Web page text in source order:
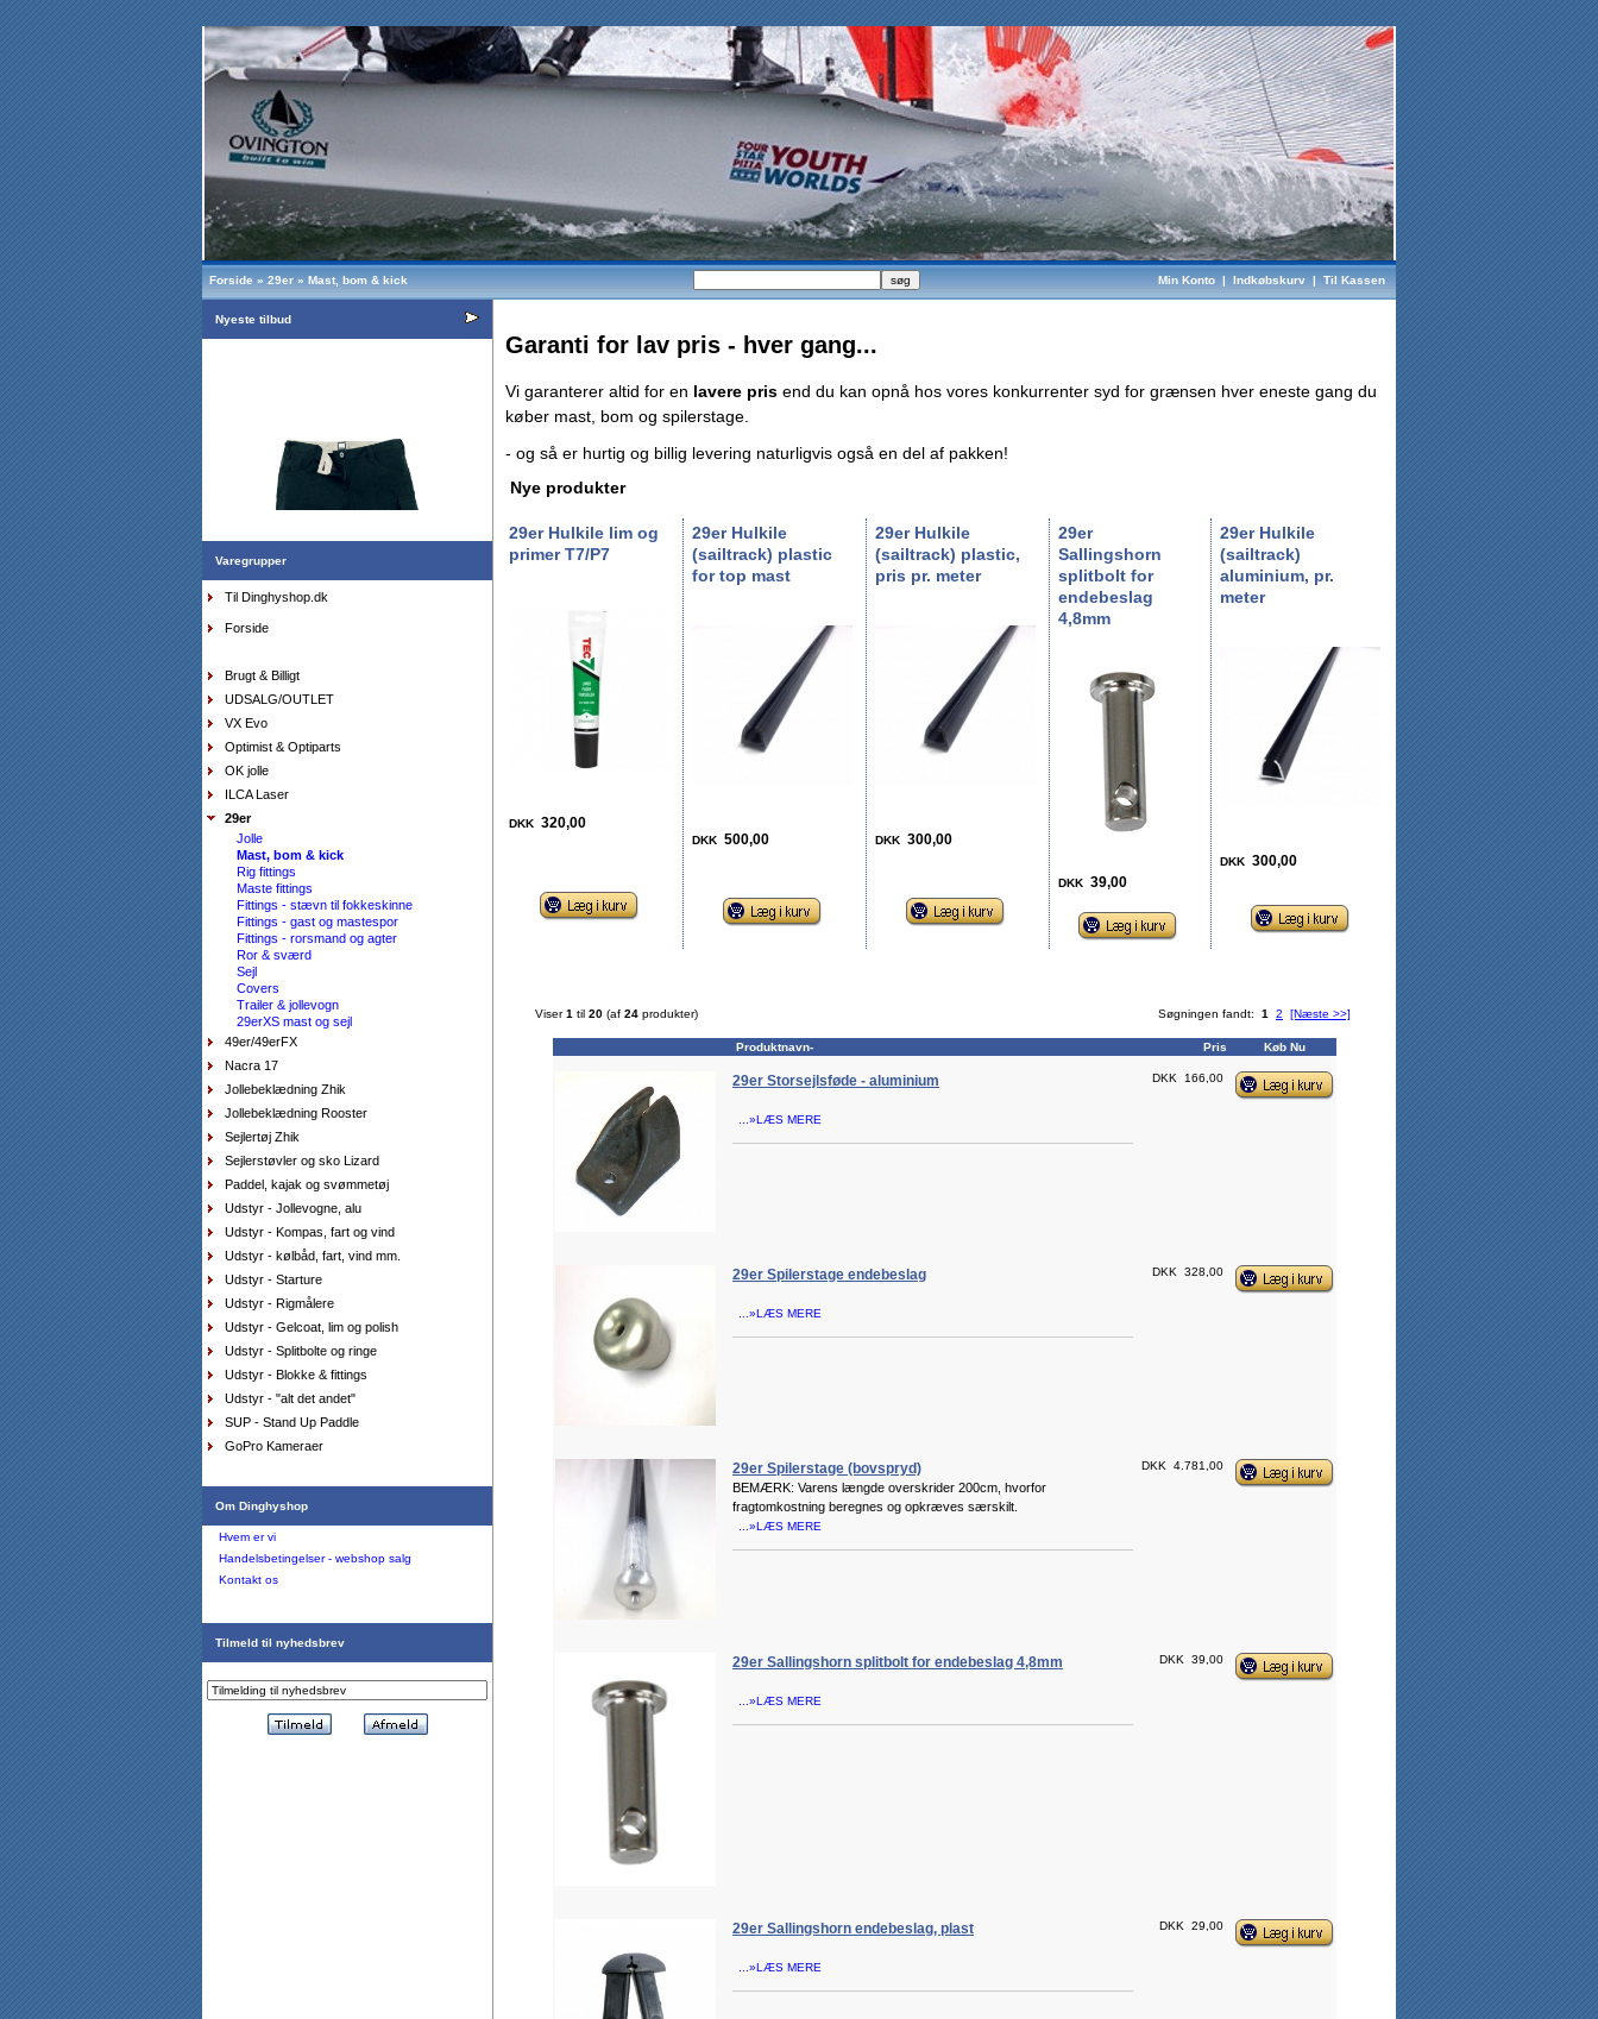
Forside » 29er » Mast, bom & kick Min Konto | Indkøbskurv | Til Kassen
Nyeste tilbud
Pung Musto, sort
DKK150,00
Top Musto SoftShell Aqua Top Junior medium sort
DKK449,40
DKK 1.298,00
DKK649,00
Sejlersko Orca Bay Maine, farve elk
649,00
Varegrupper
Til Dinghyshop.dk
Forside
Brugt & Billigt
UDSALG/OUTLET
VX Evo
Optimist & Optiparts
OK jolle
ILCA Laser
29er
Jolle
Mast, bom & kick
Rig fittings
Maste fittings
Fittings - stævn til fokkeskinne
Fittings - gast og mastespor
Fittings - rorsmand og agter
Ror & sværd
Sejl
Covers
Trailer & jollevogn
29erXS mast og sejl
49er/49erFX
Nacra 17
Jollebeklædning Zhik
Jollebeklædning Rooster
Sejlertøj Zhik
Sejlerstøvler og sko Lizard
Paddel, kajak og svømmetøj
Udstyr - Jollevogne, alu
Udstyr - Kompas, fart og vind
Udstyr - kølbåd, fart, vind mm.
Udstyr - Starture
Udstyr - Rigmålere
Udstyr - Gelcoat, lim og polish
Udstyr - Splitbolte og ringe
Udstyr - Blokke & fittings
Udstyr - "alt det andet"
SUP - Stand Up Paddle
GoPro Kameraer
Om Dinghyshop
Hvem er vi
Handelsbetingelser - webshop salg
Kontakt os
Tilmeld til nyhedsbrev
Garanti for lav pris - hver gang...
Vi garanterer altid for en lavere pris end du kan opnå hos vores konkurrenter syd for grænsen hver eneste gang du
køber mast, bom og spilerstage.
- og så er hurtig og billig levering naturligvis også en del af pakken!
Nye produkter
29er Hulkile lim og
primer T7/P7
DKK 320,00
29er Hulkile
(sailtrack) plastic
for top mast
DKK 500,00
29er Hulkile
(sailtrack) plastic,
pris pr. meter
DKK 300,00
29er
Sallingshorn
splitbolt for
endebeslag
4,8mm
DKK 39,00
29er Hulkile
(sailtrack)
aluminium, pr.
meter
DKK 300,00
Viser1 til 20 (af 24 produkter) Søgningen fandt: 1 2 [Næste >>]
Produktnavn- Pris Køb Nu
29er Storsejlsføde - aluminium
...»LÆS MERE
DKK 166,00
29er Spilerstage endebeslag
...»LÆS MERE
DKK 328,00
29er Spilerstage (bovspryd)
BEMÆRK: Varens længde overskrider 200cm, hvorfor
fragtomkostning beregnes og opkræves særskilt.
...»LÆS MERE
DKK 4.781,00
29er Sallingshorn splitbolt for endebeslag 4,8mm
...»LÆS MERE
DKK 39,00
29er Sallingshorn endebeslag, plast
...»LÆS MERE
DKK 29,00